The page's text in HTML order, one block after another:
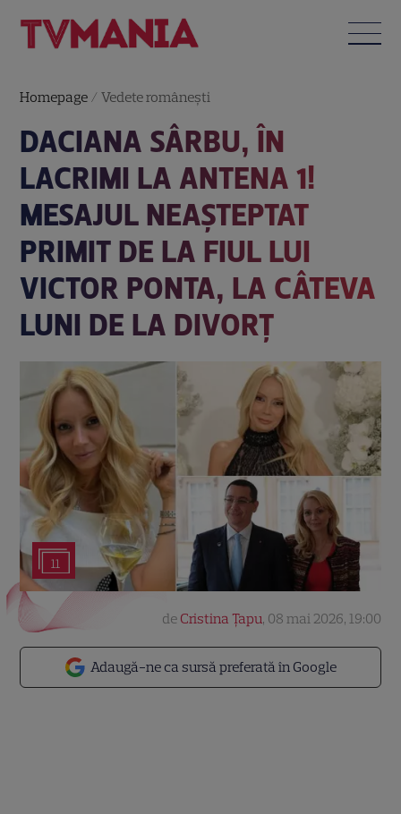
Homepage /Vedete româneşti
DACIANA SÂRBU, ÎN
LACRIMI LA ANTENA 1!
MESAJUL NEAȘTEPTAT
PRIMIT DE LA FIUL LUI
VICTOR PONTA, LA CÂTEVA
LUNI DE LA DIVORȚ
11
Adaugă-ne ca sursă preferată în Google
de Cristina Țapu, 08 mai 2026, 19:00